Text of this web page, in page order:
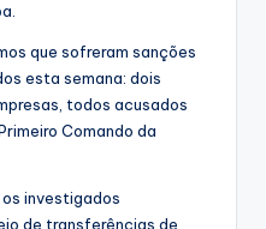
que sofreram sanções
esta semana: dois
todos acusados
Comando da
investigados
de transferências de